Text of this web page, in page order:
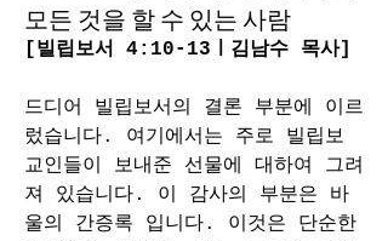
모든 것을 할 수 있는 사람
[빌립보서 4:10-13ㅣ김남수 목사]
드디어 빌립보서의 결론 부분에 이르
렀습니다. 여기에서는 주로 빌립보
교인들이 보내준 선물에 대하여 그려
져 있습니다. 이 감사의 부분은 바
울의 간증록 입니다. 이것은 단순한